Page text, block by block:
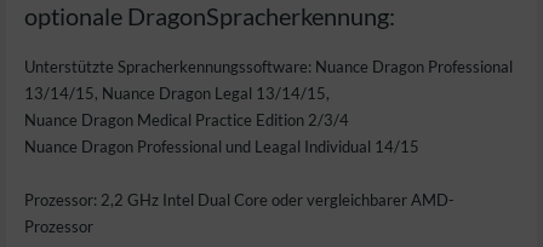
optionale DragonSpracherkennung:
Unterstützte Spracherkennungssoftware: Nuance Dragon Professional
13/14/15, Nuance Dragon Legal 13/14/15,
Nuance Dragon Medical Practice Edition 2/3/4
Nuance Dragon Professional und Leagal Individual 14/15
Prozessor: 2,2 GHz Intel Dual Core oder vergleichbarer AMD-
Prozessor